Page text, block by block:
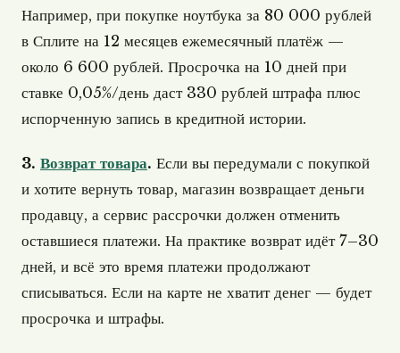
Например, при покупке ноутбука за 80 000 рублей
в Сплите на 12 месяцев ежемесячный платёж —
около 6 600 рублей. Просрочка на 10 дней при
ставке 0,05%/день даст 330 рублей штрафа плюс
испорченную запись в кредитной истории.
3. Возврат товара. Если вы передумали с покупкой
и хотите вернуть товар, магазин возвращает деньги
продавцу, а сервис рассрочки должен отменить
оставшиеся платежи. На практике возврат идёт 7–30
дней, и всё это время платежи продолжают
списываться. Если на карте не хватит денег — будет
просрочка и штрафы.